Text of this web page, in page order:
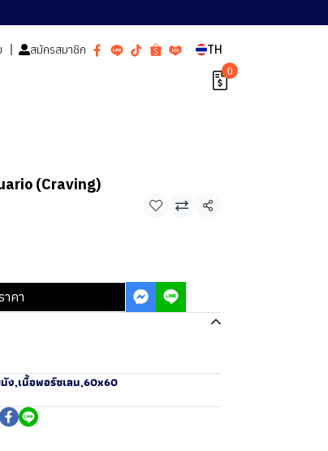
สมัครสมาชิก TH
0
(Craving)
แชร์
าคา
ง,เนื้อพอร์ซเลน,60x60